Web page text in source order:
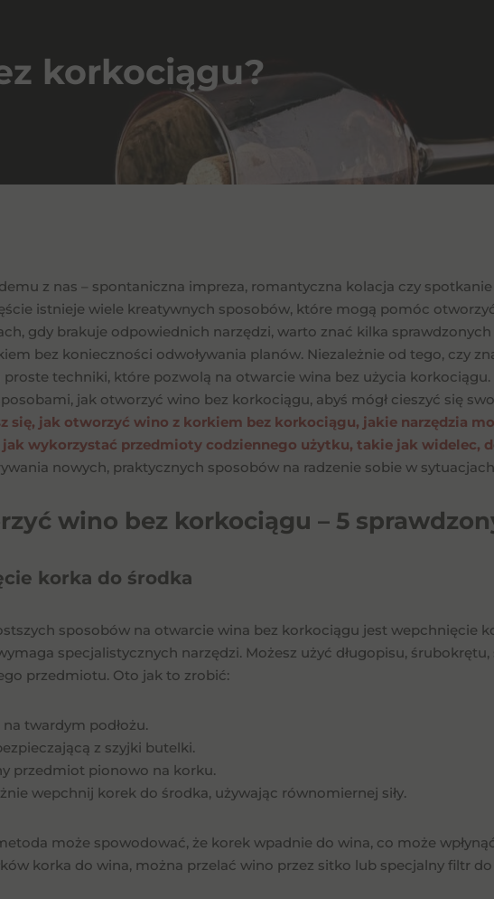
korkociągu?
z nas – spontaniczna impreza, romantyczna kolacja czy
istnieje wiele kreatywnych sposobów, które mogą pomóc
gdy brakuje odpowiednich narzędzi, warto znać kilka
bez konieczności odwoływania planów. Niezależnie od tego, czy
proste techniki, które pozwolą na otwarcie wina bez użycia
jak otworzyć wino bez korkociągu, abyś mógł cieszyć się
się, jak otworzyć wino z korkiem bez korkociągu, jakie narzędzia
jak wykorzystać przedmioty codziennego użytku, takie jak widelec,
nowych, praktycznych sposobów na radzenie sobie w
wino bez korkociągu – 5
korka do środka
sposobów na otwarcie wina bez korkociągu jest wepchnięcie
specjalistycznych narzędzi. Możesz użyć długopisu,
przedmiotu. Oto jak to zrobić:
na twardym podłożu.
z szyjki butelki.
przedmiot pionowo na korku.
wepchnij korek do środka, używając równomiernej siły.
może spowodować, że korek wpadnie do wina, co może
korka do wina, można przelać wino przez sitko lub specjalny filtr do